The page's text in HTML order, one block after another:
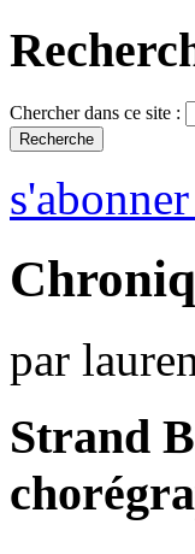
Chercher dans ce site :
par
Strand